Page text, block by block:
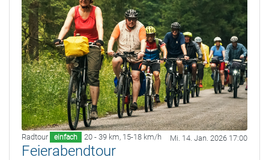
Radtour einfach 20 - 39 km, 15-18 km/h Mi. 14. Jan. 2026 17:00
Feierabendtour